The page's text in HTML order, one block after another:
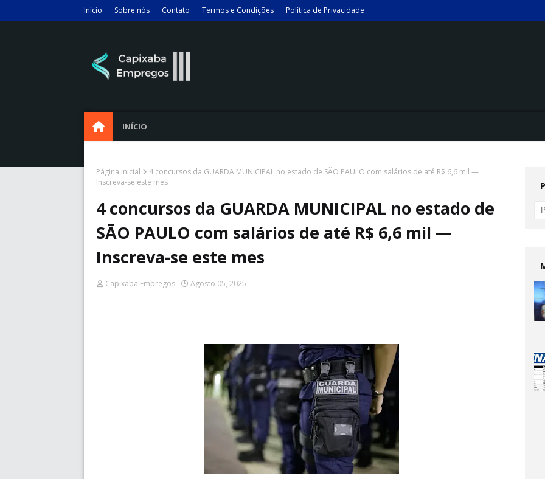
Início Sobre nós Contato Termos e Condições Política de Privacidade
INÍCIO
Página inicial
4 concursos da GUARDA MUNICIPAL no estado de SÃO PAULO com salários de até R$ 6,6 mil —
Inscreva-se este mes
4 concursos da GUARDA MUNICIPAL no estado de
SÃO PAULO com salários de até R$ 6,6 mil —
Inscreva-se este mes
Capixaba Empregos Agosto 05, 2025